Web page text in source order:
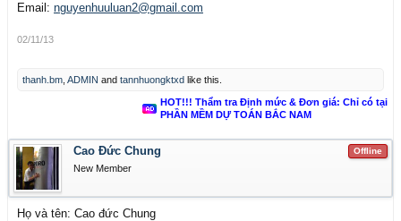
Email: nguyenhuuluan2@gmail.com
02/11/13
thanh.bm ADMIN and tannhuongktxd like this.
HOT!!! Thẩm tra Định mức & Đơn giá: Chỉ có tại
PHẦN MỀM DỰ TOÁN BẮC NAM
Offline
Cao Đức Chung
New Member
Họ và tên: Cao đức Chung